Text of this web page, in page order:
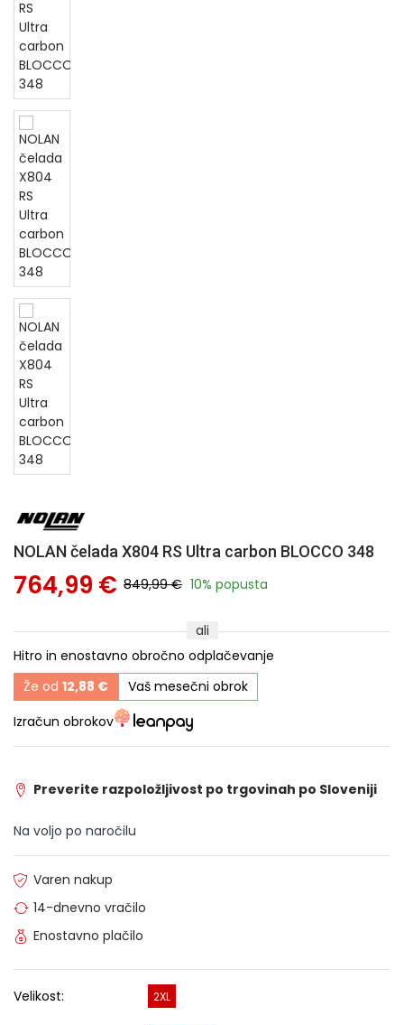
NOLAN čelada X804 RS Ultra carbon BLOCCO 348
764,99 € 849,99 € 10% popusta
ali
Hitro in enostavno obročno odplačevanje
Že od 12,88 €
Vaš mesečni obrok
Izračun obrokov
Preverite razpoložljivost po trgovinah po Sloveniji
Na voljo po naročilu
Varen nakup
14-dnevno vračilo
Enostavno plačilo
Velikost: 2XL